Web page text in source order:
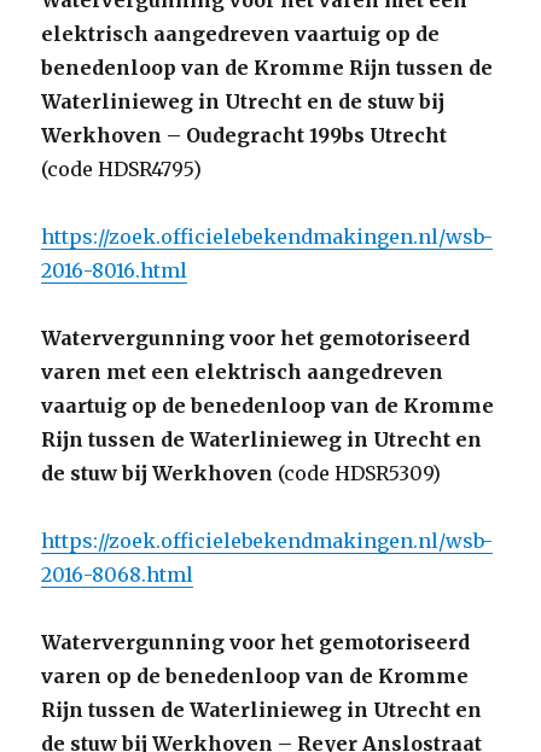
elektrisch aangedreven vaartuig op de
benedenloop van de Kromme Rijn tussen de
Waterlinieweg in Utrecht en de stuw bij
Werkhoven – Oudegracht 199bs Utrecht
(code HDSR4795)
https://zoek.officielebekendmakingen.nl/wsb-
2016-8016.html
Watervergunning voor het gemotoriseerd
varen met een elektrisch aangedreven
vaartuig op de benedenloop van de Kromme
Rijn tussen de Waterlinieweg in Utrecht en
de stuw bij Werkhoven (code HDSR5309)
https://zoek.officielebekendmakingen.nl/wsb-
2016-8068.html
Watervergunning voor het gemotoriseerd
varen op de benedenloop van de Kromme
Rijn tussen de Waterlinieweg in Utrecht en
de stuw bij Werkhoven – Reyer Anslostraat